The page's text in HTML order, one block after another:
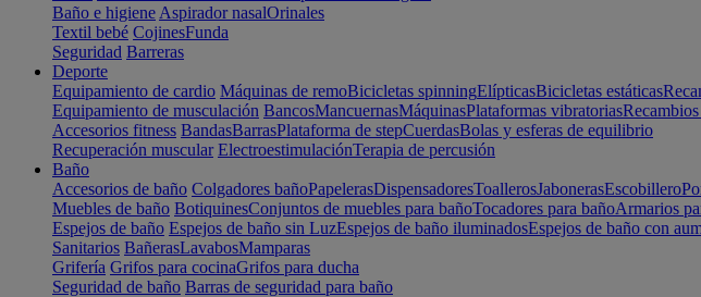
Baño e higiene Aspirador nasalOrinales
Textil bebé CojinesFunda
Seguridad Barreras
Deporte
Equipamiento de cardio Máquinas de remoBicicletas spinningElípticasBicicletas estáticas
Equipamiento de musculación BancosMancuernasMáquinasPlataformas vibratorias
Accesorios fitness BandasBarrasPlataforma de stepCuerdasBolas y esferas de equilibrio
Recuperación muscular ElectroestimulaciónTerapia de percusión
Baño
Accesorios de baño Colgadores bañoPapelerasDispensadoresToallerosJabonerasEscobillero
Muebles de baño BotiquinesConjuntos de muebles para bañoTocadores para bañoArmarios
Espejos de baño Espejos de baño sin LuzEspejos de baño iluminadosEspejos de baño con
Sanitarios BañerasLavabosMamparas
Grifería Grifos para cocinaGrifos para ducha
Seguridad de baño Barras de seguridad para baño